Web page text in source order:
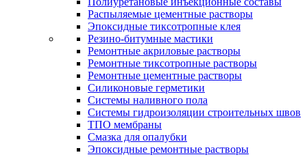
Распыляемые цементные растворы
Эпоксидные тиксотропные клея
Резино-битумные мастики
Ремонтные акриловые растворы
Ремонтные тиксотропные растворы
Ремонтные цементные растворы
Силиконовые герметики
Системы наливного пола
Системы гидроизоляции строительных швов
ТПО мембраны
Смазка для опалубки
Эпоксидные ремонтные растворы